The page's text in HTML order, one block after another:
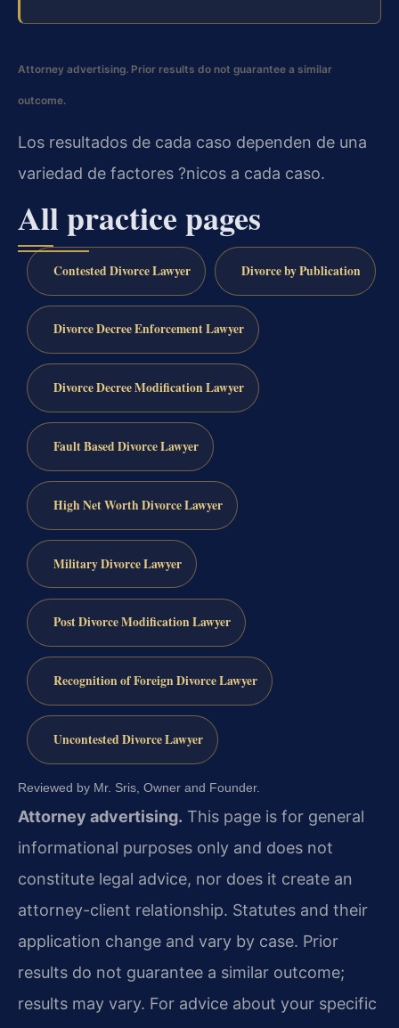
Attorney advertising. Prior results do not guarantee a similar
outcome.
Los resultados de cada caso dependen de una
variedad de factores ?nicos a cada caso.
All practice pages
Contested Divorce Lawyer Divorce by Publication
Divorce Decree Enforcement Lawyer
Divorce Decree Modification Lawyer
Fault Based Divorce Lawyer
High Net Worth Divorce Lawyer
Military Divorce Lawyer
Post Divorce Modification Lawyer
Recognition of Foreign Divorce Lawyer
Uncontested Divorce Lawyer
Reviewed by Mr. Sris, Owner and Founder.
Attorney advertising. This page is for general
informational purposes only and does not
constitute legal advice, nor does it create an
attorney-client relationship. Statutes and their
application change and vary by case. Prior
results do not guarantee a similar outcome;
results may vary. For advice about your specific